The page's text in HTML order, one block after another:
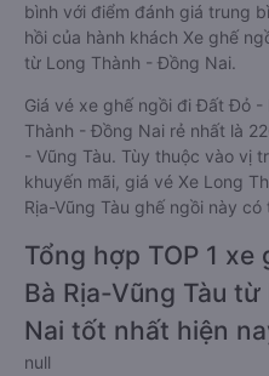
bình với điểm đánh giá trung
hồi của hành khách Xe ghế
từ Long Thành - Đồng Nai.
Giá vé xe ghế ngồi đi Đất Đỏ -
Thành - Đồng Nai rẻ nhất là
- Vũng Tàu. Tùy thuộc vào vị
khuyến mãi, giá vé Xe Long
Rịa-Vũng Tàu ghế ngồi này có
Tổng hợp TOP 1
Bà Rịa-Vũng Tàu
Nai tốt nhất hiện
null